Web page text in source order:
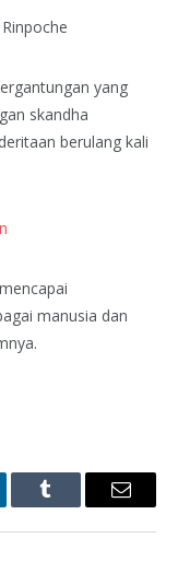
yang
skandha
berulang kali
manusia dan
Tumblr Email